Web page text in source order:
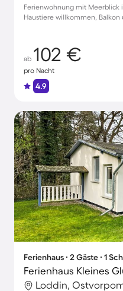
Ferienwohnung mit Meerblick
Haustiere willkommen,
ab 102 €
pro Nacht
4.9
Ferienhaus ∙ 2 Gäste ∙ 1
Ferienhaus Kleines
Loddin,